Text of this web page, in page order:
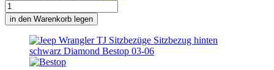
in den Warenkorb legen